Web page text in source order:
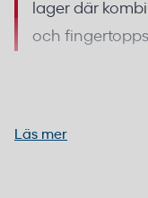
lager där
och
Läs mer